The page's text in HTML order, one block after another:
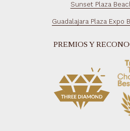
Sunset Plaza
Guadalajara Plaza Expo
PREMIOS Y